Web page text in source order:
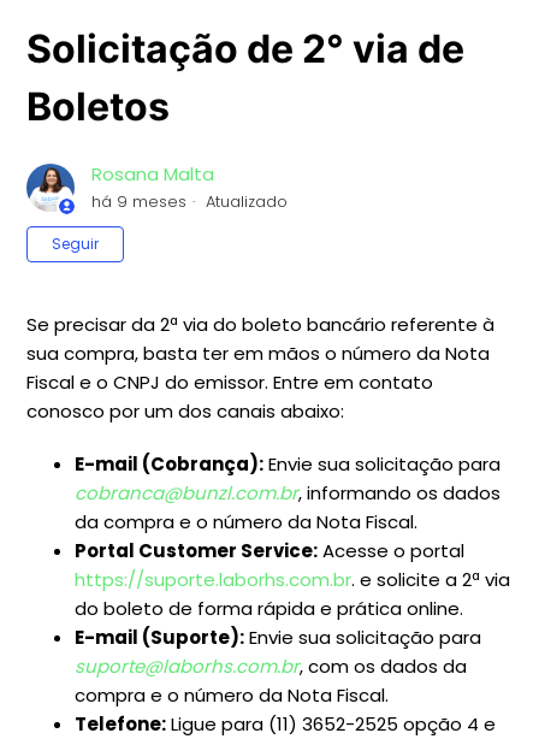
Solicitação de 2° via de
Boletos
Rosana Malta
há 9 meses Atualizado
Seguir
Se precisar da 2ª via do boleto bancário referente à
sua compra, basta ter em mãos o número da Nota
Fiscal e o CNPJ do emissor. Entre em contato
conosco por um dos canais abaixo:
E-mail (Cobrança):Envie sua solicitação para
cobranca@bunzl.com.br, informando os dados
da compra e o número da Nota Fiscal.
Portal Customer Service:Acesse o portal
https://suporte.laborhs.com.br. e solicite a 2ª via
do boleto de forma rápida e prática online.
E-mail (Suporte):Envie sua solicitação para
suporte@laborhs.com.br, com os dados da
compra e o número da Nota Fiscal.
Telefone:Ligue para (11) 3652-2525 opção 4 e